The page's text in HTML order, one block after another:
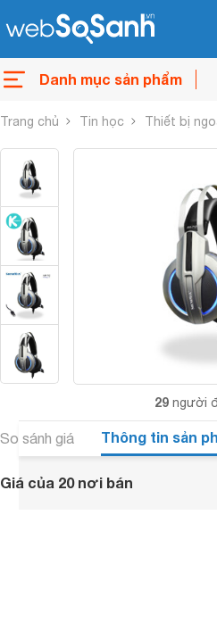
Danh mục sản phẩm
Trang chủ Tin học Thiết bị
29 người
So sánh giá Thông tin sản
Giá của 20 nơi bán